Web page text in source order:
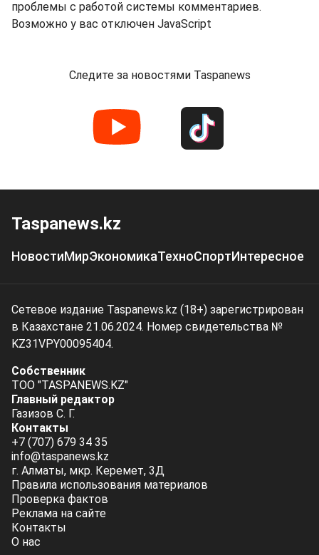
проблемы с работой системы комментариев.
Возможно у вас отключен JavaScript
Следите за новостями Taspanews
Taspanews.kz
НовостиМирЭкономикаТехноСпортИнтересное
Сетевое издание Taspanews.kz (18+) зарегистрирован
в Казахстане 21.06.2024. Номер свидетельства №
KZ31VPY00095404.
Собственник
ТОО "TASPANEWS.KZ"
Главный редактор
Газизов С. Г.
Контакты
+7 (707) 679 34 35
info@taspanews.kz
г. Алматы, мкр. Керемет, 3Д
Правила использования материалов
Проверка фактов
Реклама на сайте
Контакты
О нас